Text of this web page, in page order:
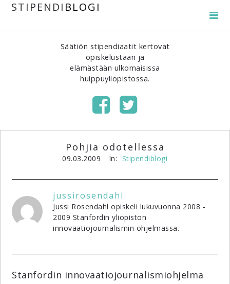
STIPENDI BLOGI
Säätiön stipendiaatit kertovat
opiskelustaan ja
elämästään ulkomaisissa
huippuyliopistossa.
Pohjia odotellessa
09.03.2009 In: Stipendiblogi
jussirosendahl
Jussi Rosendahl opiskeli lukuvuonna 2008 -
2009 Stanfordin yliopiston
innovaatiojournalismin ohjelmassa.
Stanfordin innovaatiojournalismiohjelma